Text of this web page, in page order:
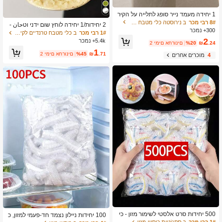
1 יחידה מעמד נייר סופג לתלייה על הקיר
ודבק עצמי, להתקנה מתחת לארונות עם
מתקן לחלוקת ניילון נצמד, מדף אחסון ח
שי למטבח ביתי, חדר רחצה ועיצוב מטב
8# רבי מכר
300+ נמכר
₪2.24
%20 2 ימים אחרונים
4מוכרים אחרים
500 יחידות סרט אלסטי לשימור מזון - כי
2 יחידות/1 יחידה לוחץ שום ידני וטحان -
כלי מטבח רב-תכליתי, ניתן להשתמש לקי
צוץ, פריסה וטחינה, מתאים לבית, מסעד
צוב נייד ידני, פלסטיק וטحان שיני שום, צי
ץ, קל לנשיאה, עיצוב בית, עונת החזרה ל
לימודים, מתנה לנשים, מתנה לגברים
1# רבי מכר
5.4k+ נמכר
₪1.71
%45 2 ימים אחרונים
100 יחידות ניילון נצמד חד-פעמי למזון, כ